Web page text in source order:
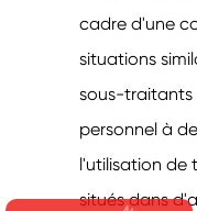
cadre d'une
situations
sous-traitants
personnel à
l'utilisation de
situés dans